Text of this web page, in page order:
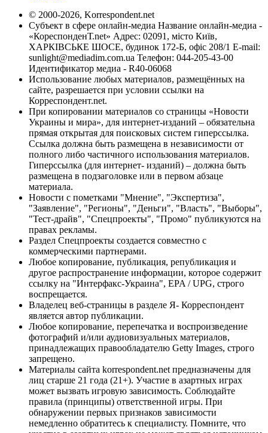
© 2000-2026, Korrespondent.net
Субъект в сфере онлайн-медиа Название онлайн-медиа -
«КореспонденТ.net» Адрес: 02091, місто Київ,
ХАРКІВСЬКЕ ШОСЕ, будинок 172-Б, офіс 208/1 E-mail:
sunlight@mediadim.com.ua Телефон: 044-205-43-00
Идентификатор медиа - R40-06068
Использование любых материалов, размещённых на
сайте, разрешается при условии ссылки на
Корреспондент.net.
При копировании материалов со страницы «Новости
Украины и мира», для интернет-изданий – обязательна
прямая открытая для поисковых систем гиперссылка.
Ссылка должна быть размещена в независимости от
полного либо частичного использования материалов.
Гиперссылка (для интернет- изданий) – должна быть
размещена в подзаголовке или в первом абзаце
материала.
Новости с пометками "Мнение", "Экспертиза",
"Заявление", "Регионы", "Деньги", "Власть", "Выборы",
"Тест-драйв", "Спецпроекты", "Промо" публикуются на
правах рекламы.
Раздел Спецпроекты создается совместно с
коммерческими партнерами.
Любое копирование, публикация, републикация и
другое распространение информации, которое содержит
ссылку на "Интерфакс-Украина", EPA / UPG, строго
воспрещается.
Владелец веб-страницы в разделе Я- Корреспондент
является автор публикации.
Любое копирование, перепечатка и воспроизведение
фотографий и/или аудиовизуальных материалов,
принадлежащих правообладателю Getty Images, строго
запрещено.
Материалы сайта korrespondent.net предназначены для
лиц старше 21 года (21+). Участие в азартных играх
может вызвать игровую зависимость. Соблюдайте
правила (принципы) ответственной игры. При
обнаружении первых признаков зависимости
немедленно обратитесь к специалисту. Помните, что